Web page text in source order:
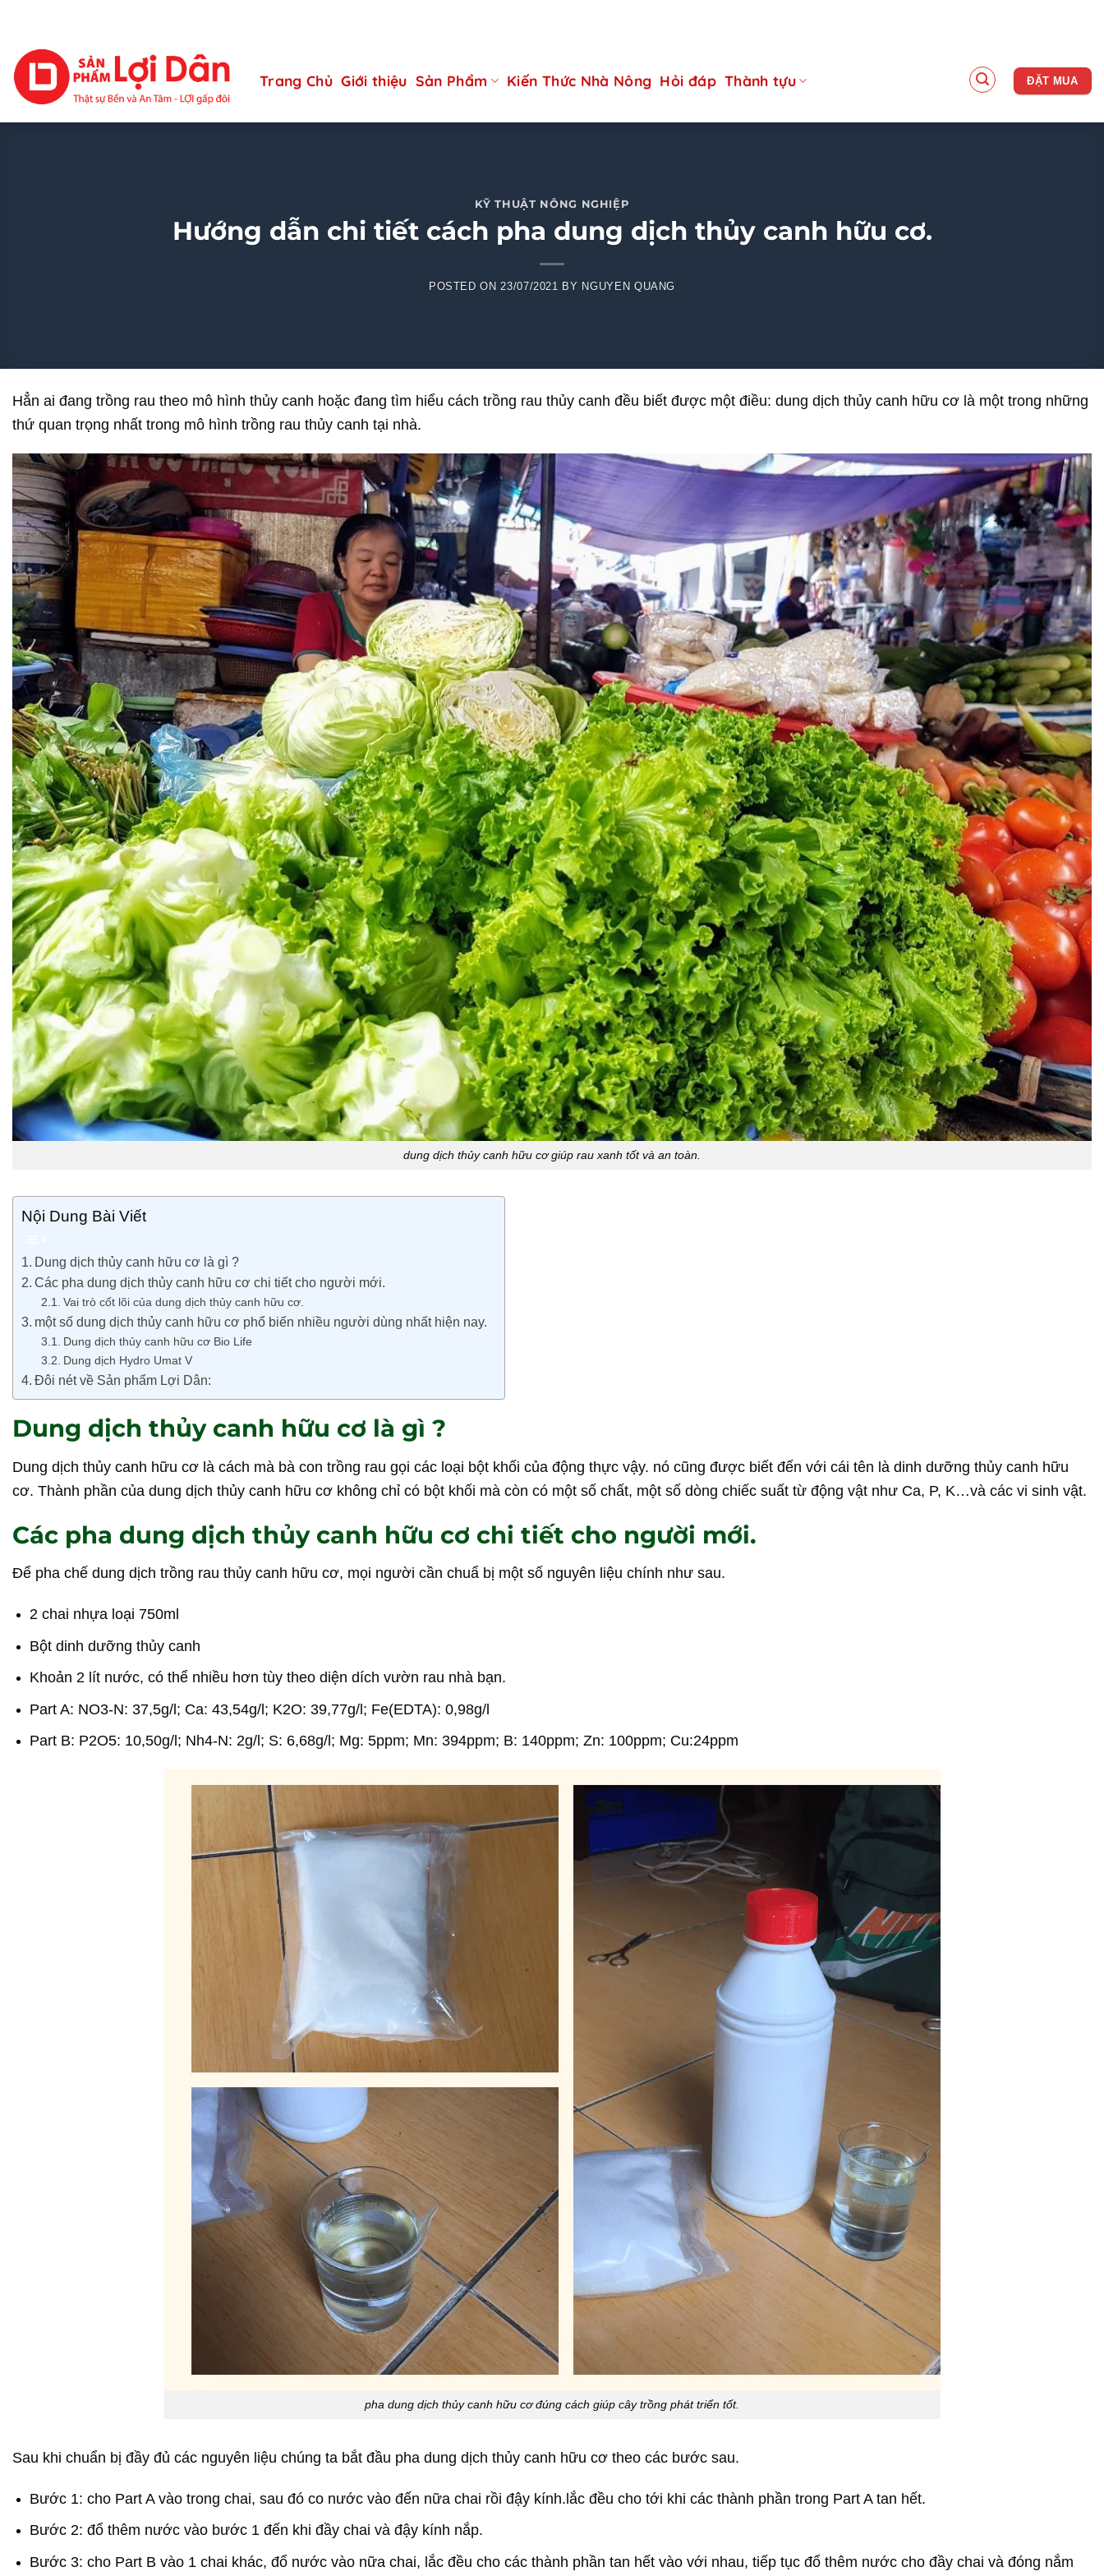
content
Trang Chủ Giới thiệu Sản Phẩm Kiến Thức Nhà Nông Hỏi đáp Thành tựu ĐẶT MUA
KỸ THUẬT NÔNG NGHIỆP
Hướng dẫn chi tiết cách pha dung dịch thủy canh hữu cơ.
POSTED ON23/07/2021 BY NGUYEN QUANG
Hẳn ai đang trồng rau theo mô hình thủy canh hoặc đang tìm hiểu cách trồng rau thủy canh đều biết được một điều: dung dịch thủy canh hữu cơ là một trong những
thứ quan trọng nhất trong mô hình trồng rau thủy canh tại nhà.
dung dịch thủy canh hữu cơ giúp rau xanh tốt và an toàn.
Nội Dung Bài Viết
Dung dịch thủy canh hữu cơ là gì ?
Các pha dung dịch thủy canh hữu cơ chi tiết cho người mới.
Vai trò cốt lõi của dung dịch thủy canh hữu cơ.
một số dung dịch thủy canh hữu cơ phổ biến nhiều người dùng nhất hiện nay.
Dung dịch thủy canh hữu cơ Bio Life
Dung dịch Hydro Umat V
Đôi nét về Sản phẩm Lợi Dân:
Dung dịch thủy canh hữu cơ là gì ?
Dung dịch thủy canh hữu cơ là cách mà bà con trồng rau gọi các loại bột khối của động thực vậy. nó cũng được biết đến với cái tên là dinh dưỡng thủy canh hữu
cơ. Thành phần của dung dịch thủy canh hữu cơ không chỉ có bột khối mà còn có một số chất, một số dòng chiếc suất từ động vật như Ca, P, K…và các vi sinh vật.
Các pha dung dịch thủy canh hữu cơ chi tiết cho người mới.
Để pha chế dung dịch trồng rau thủy canh hữu cơ, mọi người cần chuẩ bị một số nguyên liệu chính như sau.
2 chai nhựa loại 750ml
Bột dinh dưỡng thủy canh
Khoản 2 lít nước, có thể nhiều hơn tùy theo diện dích vườn rau nhà bạn.
Part A: NO3-N: 37,5g/l; Ca: 43,54g/l; K2O: 39,77g/l; Fe(EDTA): 0,98g/l
Part B: P2O5: 10,50g/l; Nh4-N: 2g/l; S: 6,68g/l; Mg: 5ppm; Mn: 394ppm; B: 140ppm; Zn: 100ppm; Cu:24ppm
pha dung dịch thủy canh hữu cơ đúng cách giúp cây trồng phát triển tốt.
Sau khi chuẩn bị đầy đủ các nguyên liệu chúng ta bắt đầu pha dung dịch thủy canh hữu cơ theo các bước sau.
Bước 1: cho Part A vào trong chai, sau đó co nước vào đến nữa chai rồi đậy kính.lắc đều cho tới khi các thành phần trong Part A tan hết.
Bước 2: đổ thêm nước vào bước 1 đến khi đầy chai và đậy kính nắp.
Bước 3: cho Part B vào 1 chai khác, đổ nước vào nữa chai, lắc đều cho các thành phần tan hết vào với nhau, tiếp tục đổ thêm nước cho đầy chai và đóng nắm